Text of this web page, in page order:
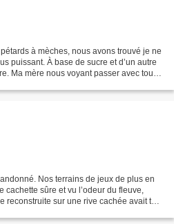
à mèches, nous avons trouvé je ne
puissant. À base de sucre et d’un autre
Ma mère nous voyant passer avec tout
Nos terrains de jeux de plus en
sûre et vu l’odeur du fleuve,
sur une rive cachée avait tout